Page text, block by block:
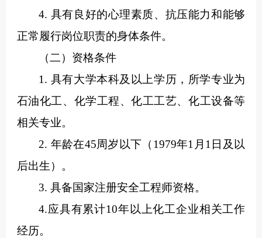
4. 具有良好的心理素质、抗压能力和能够
正常履行岗位职责的身体条件。
（二）资格条件
1. 具有大学本科及以上学历，所学专业为
石油化工、化学工程、化工工艺、化工设备等
相关专业。
2. 年龄在45周岁以下（1979年1月1日及以
后出生）。
3. 具备国家注册安全工程师资格。
4.应具有累计10年以上化工企业相关工作
经历。